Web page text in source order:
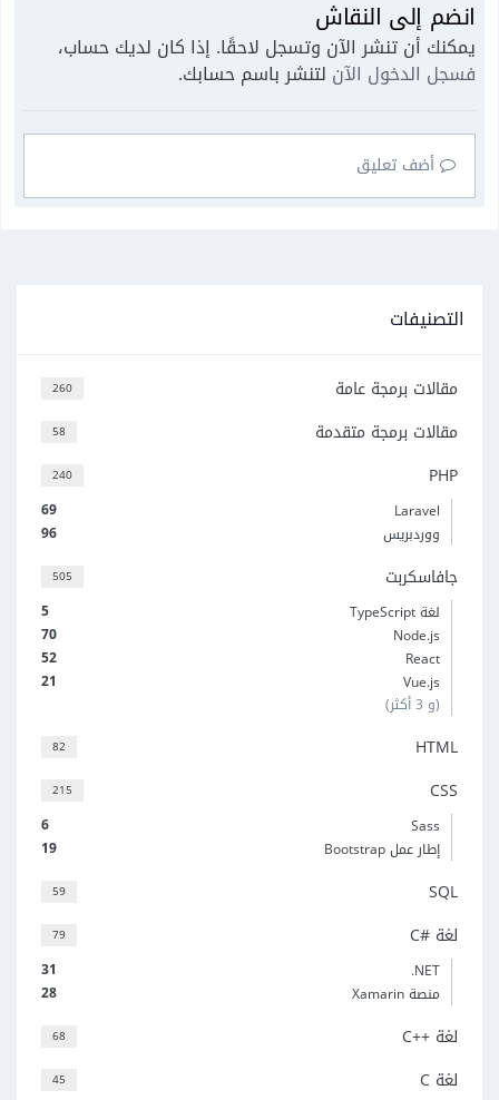
انضم إلى النقاش
يمكنك أن تنشر الآن وتسجل لاحقًا. إذا كان لديك حساب،
فسجل الدخول الآن لتنشر باسم حسابك.
أضف تعليق
التصنيفات
260 مقالات برمجة عامة
58 مقالات برمجة متقدمة
240 PHP
69
Laravel
96
ووردبريس
505 جافاسكربت
5
لغة TypeScript
70
Node.js
52
React
21
Vue.js
(و 3 أكثر)
82 HTML
215 CSS
6
Sass
19
إطار عمل Bootstrap
59 SQL
79 لغة C#‎
31
‎.NET
28
منصة Xamarin
68 لغة C++‎
45 لغة C